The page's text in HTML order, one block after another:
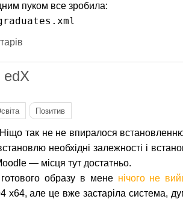
пуком все зробила:
на замітку: склеїти XML
edX
Позитив
так не не впиралося
необхідні залежності і
— місця тут достатньо.
образу в мене нічого не
x64, але це вже застаріла система,